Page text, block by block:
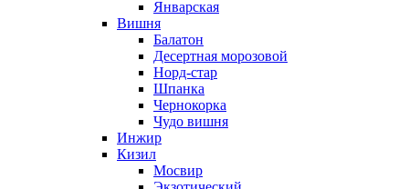
Январская
Вишня
Балатон
Десертная морозовой
Норд-стар
Шпанка
Чернокорка
Чудо вишня
Инжир
Кизил
Мосвир